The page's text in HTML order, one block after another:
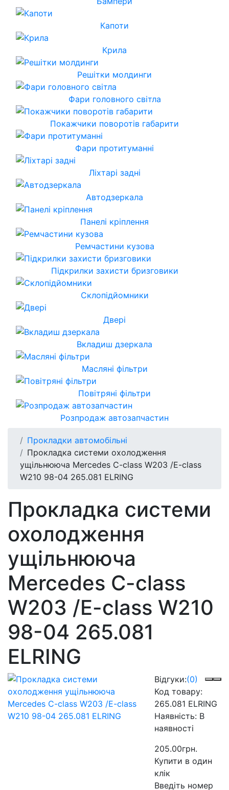
Капоти
Крила
Решітки молдинги
Фари головного світла
Покажчики поворотів габарити
Фари протитуманні
Ліхтарі задні
Автодзеркала
Панелі кріплення
Ремчастини кузова
Підкрилки захисти бризговики
Склопідйомники
Двері
Вкладиш дзеркала
Масляні фільтри
Повітряні фільтри
Розпродаж автозапчастин
Прокладки автомобільні
Прокладка системи охолодження
ущільнююча Mercedes C-class W203 /E-class
W210 98-04 265.081 ELRING
Прокладка системи
охолодження
ущільнююча
Mercedes C-class
W203 /E-class W210
98-04 265.081
ELRING
Відгуки:(0)
Код товару:
265.081 ELRING
Наявність: В
наявності
205.00грн.
Купити в один
клік
Введіть номер